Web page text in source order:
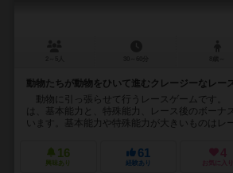
動物たちが動物をひいて進むクレージーなレー
動物に引っ張らせて行うレースゲームです。
は、基本能力と、特殊能力、レース後のボーナ
います。基本能力や特殊能力が大きいものはレ
16
興味あり
61
経験あり
4
お気に入り